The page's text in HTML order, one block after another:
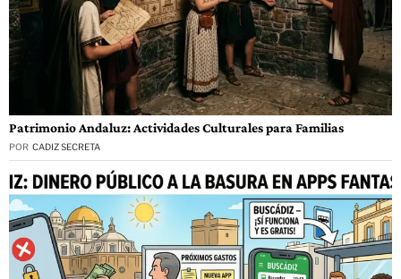
Patrimonio Andaluz: Actividades Culturales para Familias
POR CADIZ SECRETA